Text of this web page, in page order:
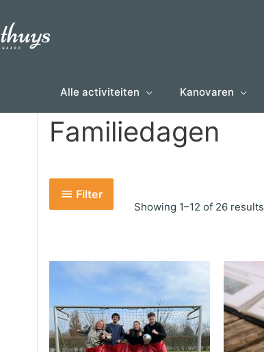
Alle activiteiten Kanovaren
Familiedagen
Filter
Showing 1–12 of 26 results